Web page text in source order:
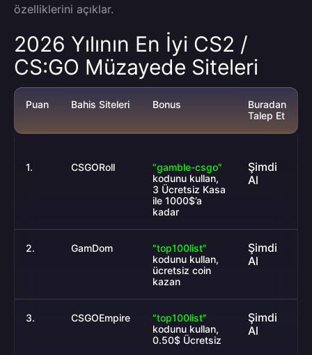
özelliklerini açıklar.
2026 Yılının En İyi CS2 /
CS:GO Müzayede Siteleri
Puan Bahis Siteleri Bonus
Buradan
Talep Et
1. CSGORoll
“gamble-csgo”
kodunu kullan,
3 Ücretsiz Kasa
ile 1000$’a
kadar
Şimdi
Al
2. GamDom
“top100list”
kodunu kullan,
ücretsiz coin
kazan
Şimdi
Al
3. CSGOEmpire
“top100list”
kodunu kullan,
0.50$ Ücretsiz
Şimdi
Al